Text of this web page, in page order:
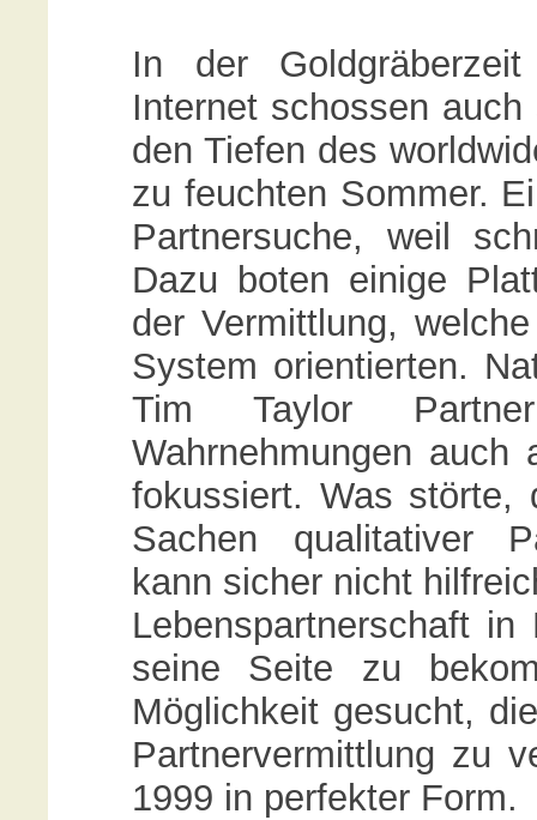
In der
Internet schossen
den Tiefen des
zu feuchten Sommer.
Partnersuche, weil
Dazu boten einige
der Vermittlung,
System orientierten.
Tim Taylor
Wahrnehmungen
fokussiert. Was störte,
Sachen qualitativer
kann sicher nicht
Lebenspartnerschaft
seine Seite zu
Möglichkeit gesucht,
Partnervermittlung zu
1999 in perfekter Form.